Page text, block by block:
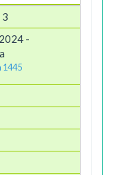
3
-
1445